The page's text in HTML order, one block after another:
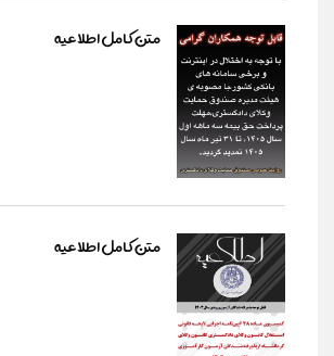
متن کامل اطلاعیه
متن کامل اطلاعیه